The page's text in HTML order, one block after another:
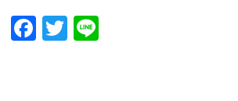
Facebook
Twitter